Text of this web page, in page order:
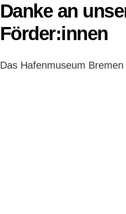
Danke an
Förder:innen
Das Hafenmuseum